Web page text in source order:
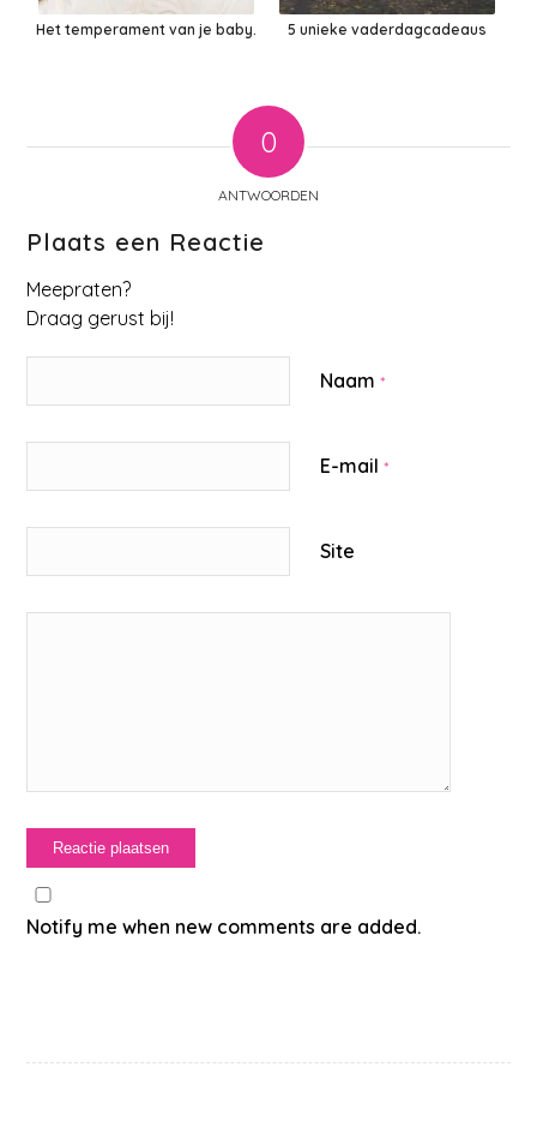
Het temperament van je baby. 5 unieke vaderdagcadeaus
0
ANTWOORDEN
Plaats een Reactie
Meepraten?
Draag gerust bij!
Naam*
E-mail*
Site
Notify me when new comments are added.